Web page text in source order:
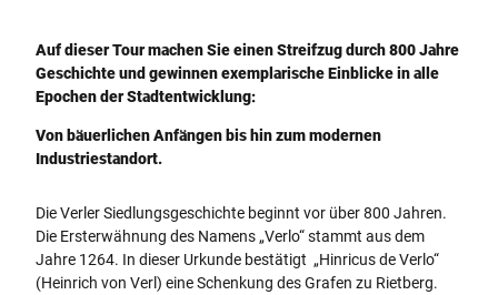
Auf dieser Tour machen Sie einen Streifzug durch 800 Jahre
Geschichte und gewinnen exemplarische Einblicke in alle
Epochen der Stadtentwicklung:
Von bäuerlichen Anfängen bis hin zum modernen
Industriestandort.
Die Verler Siedlungsgeschichte beginnt vor über 800 Jahren.
Die Ersterwähnung des Namens „Verlo“ stammt aus dem
Jahre 1264. In dieser Urkunde bestätigt „Hinricus de Verlo“
(Heinrich von Verl) eine Schenkung des Grafen zu Rietberg.